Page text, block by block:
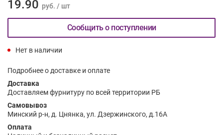
19.90 руб. / шт
Сообщить о поступлении
Нет в наличии
Подробнее о доставке и оплате
Доставка
Доставляем фурнитуру по всей территории РБ
Самовывоз
Минский р-н, д. Цнянка, ул. Дзержинского, д.16А
Оплата